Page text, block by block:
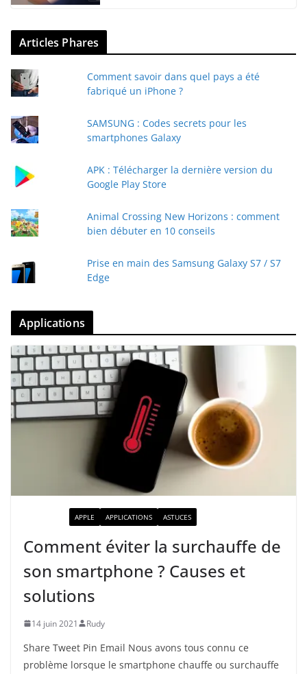
Articles Phares
Comment savoir dans quel pays a été
fabriqué un iPhone ?
SAMSUNG : Codes secrets pour les
smartphones Galaxy
APK : Télécharger la dernière version du
Google Play Store
Animal Crossing New Horizons : comment
bien débuter en 10 conseils
Prise en main des Samsung Galaxy S7 / S7
Edge
Applications
APPLE APPLICATIONS ASTUCES
Comment éviter la surchauffe de
son smartphone ? Causes et
solutions
14 juin 2021 Rudy
Share Tweet Pin Email Nous avons tous connu ce
problème lorsque le smartphone chauffe ou surchauffe